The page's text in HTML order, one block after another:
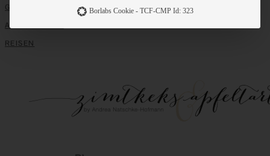
GRUNDLAGEN
ALLE REZEPTE
REISEN
Borlabs Cookie - TCF-CMP Id: 323